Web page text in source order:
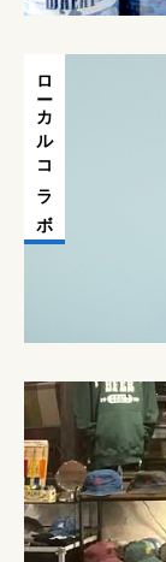
ローカルコラボ